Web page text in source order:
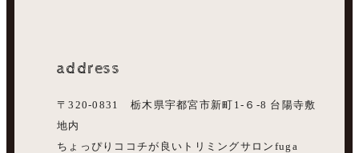
address
〒320-0831 栃木県宇都宮市新町1-６-8 台陽寺敷
地内
ちょっぴりココチが良いトリミングサロンfuga